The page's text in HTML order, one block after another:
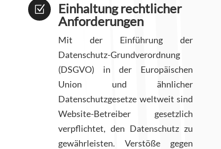
Z
Einhaltung rechtlicher
Anforderungen
Mit der Einführung der
Datenschutz-Grundverordnung
(DSGVO) in der Europäischen
Union und ähnlicher
Datenschutzgesetze weltweit sind
Website-Betreiber gesetzlich
verpflichtet, den Datenschutz zu
gewährleisten. Verstöße gegen